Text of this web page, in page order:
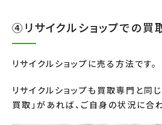
④リサイクルショップでの買
リサイクルショップに売る方法です。
リサイクルショップも買取専門と同じ
買取」があれば、ご自身の状況に合